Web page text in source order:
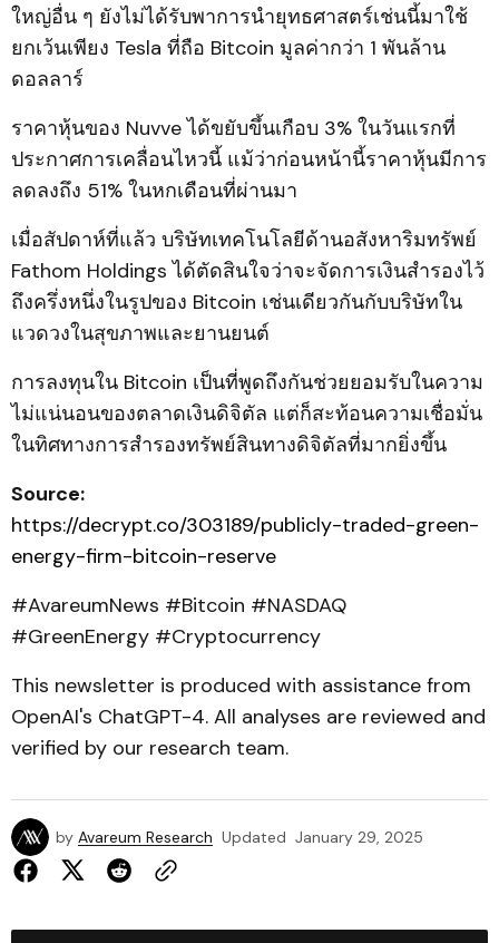
ใหญ่อื่น ๆ ยังไม่ได้รับพาการนำยุทธศาสตร์เช่นนี้มาใช้
ยกเว้นเพียง Tesla ที่ถือ Bitcoin มูลค่ากว่า 1 พันล้าน
ดอลลาร์
ราคาหุ้นของ Nuvve ได้ขยับขึ้นเกือบ 3% ในวันแรกที่
ประกาศการเคลื่อนไหวนี้ แม้ว่าก่อนหน้านี้ราคาหุ้นมีการ
ลดลงถึง 51% ในหกเดือนที่ผ่านมา
เมื่อสัปดาห์ที่แล้ว บริษัทเทคโนโลยีด้านอสังหาริมทรัพย์
Fathom Holdings ได้ตัดสินใจว่าจะจัดการเงินสำรองไว้
ถึงครึ่งหนึ่งในรูปของ Bitcoin เช่นเดียวกันกับบริษัทใน
แวดวงในสุขภาพและยานยนต์
การลงทุนใน Bitcoin เป็นที่พูดถึงกันช่วยยอมรับในความ
ไม่แน่นอนของตลาดเงินดิจิตัล แต่ก็สะท้อนความเชื่อมั่น
ในทิศทางการสำรองทรัพย์สินทางดิจิตัลที่มากยิ่งขึ้น
Source:
https://decrypt.co/303189/publicly-traded-green-
energy-firm-bitcoin-reserve
#AvareumNews #Bitcoin #NASDAQ
#GreenEnergy #Cryptocurrency
This newsletter is produced with assistance from
OpenAI's ChatGPT-4. All analyses are reviewed and
verified by our research team.
by Avareum Research Updated January 29, 2025